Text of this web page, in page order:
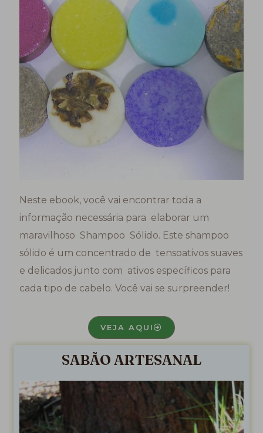
Neste ebook, você vai encontrar toda a
informação necessária para elaborar um
maravilhoso Shampoo Sólido. Este shampoo
sólido é um concentrado de tensoativos suaves
e delicados junto com ativos específicos para
cada tipo de cabelo. Você vai se surpreender!
VEJA AQUI
SABÃO ARTESANAL